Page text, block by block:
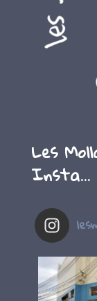
Les
Insta…